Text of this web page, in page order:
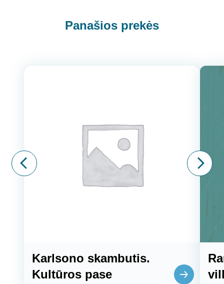
Panašios prekės
Karlsono skambutis.
Kultūros pase